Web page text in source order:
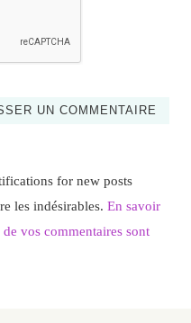
for new posts
les indésirables. En savoir
vos commentaires sont